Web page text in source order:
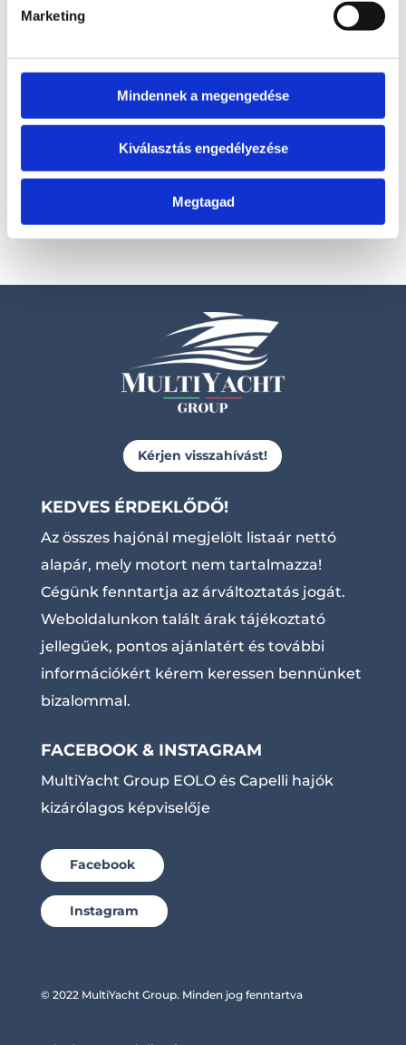
Marketing
Mindennek a megengedése
Kiválasztás engedélyezése
Megtagad
A modell áráról a
A modell áráról a
letölthető aktuális
Kérjen visszahívást!
KEDVES ÉRDEKLŐDŐ!
Az összes hajónál megjelölt listaár nettó
alapár, mely motort nem tartalmazza!
Cégünk fenntartja az árváltoztatás jogát.
Weboldalunkon talált árak tájékoztató
jellegűek, pontos ajánlatért és további
információkért kérem keressen bennünket
bizalommal.
FACEBOOK & INSTAGRAM
MultiYacht Group EOLO és Capelli hajók
kizárólagos képviselője
Facebook
Instagram
© 2022 MultiYacht Group. Minden jog fenntartva